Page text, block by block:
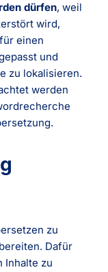
dürfen, weil
wird,
einen
und
zu lokalisieren.
werden
zu
Dafür
Inhalte zu